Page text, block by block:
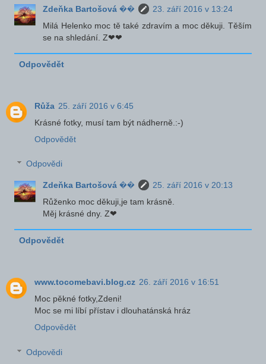
Zdeňka Bartošová ��
23. září 2016 v 13:24
Milá Helenko moc tě také zdravím a moc děkuji. Těším
se na shledání. Z❤❤
Odpovědět
Růža 25. září 2016 v 6:45
Krásné fotky, musí tam být nádherně.:-)
Odpovědět
Odpovědi
Zdeňka Bartošová ��
25. září 2016 v 20:13
Růženko moc děkuji,je tam krásně.
Měj krásné dny. Z❤
Odpovědět
www.tocomebavi.blog.cz 26. září 2016 v 16:51
Moc pěkné fotky,Zdeni!
Moc se mi líbí přístav i dlouhatánská hráz
Odpovědět
Odpovědi